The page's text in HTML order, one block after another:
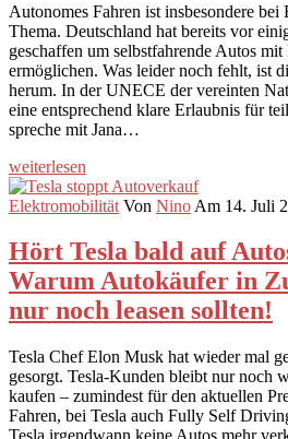
Autonomes Fahren ist insbesondere bei
Thema. Deutschland hat bereits vor
geschaffen um selbstfahrende Autos
ermöglichen. Was leider noch fehlt, ist
herum. In der UNECE der vereinten
eine entsprechend klare Erlaubnis für
spreche mit Jana…
weiterlesen
Elektromobilität Von Nino Am 14. Juli
Hört Tesla bald auf
Warum Autokäufer in
nur noch leasen sollten!
Tesla Chef Elon Musk hat wieder mal
gesorgt. Tesla-Kunden bleibt nur noch
kaufen – zumindest für den aktuellen
Fahren, bei Tesla auch Fully Self